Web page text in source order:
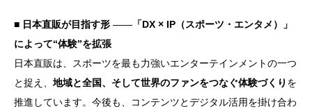
■ 日本直販が目指す形 —— 「DX × IP（スポーツ・エンタメ）」
によって“体験”を拡張
日本直販は、スポーツを最も力強いエンターテインメントの一つ
と捉え、 地域と全国、そして世界のファンをつなぐ体験づくり を
推進しています。今後も、コンテンツとデジタル活用を掛け合わ